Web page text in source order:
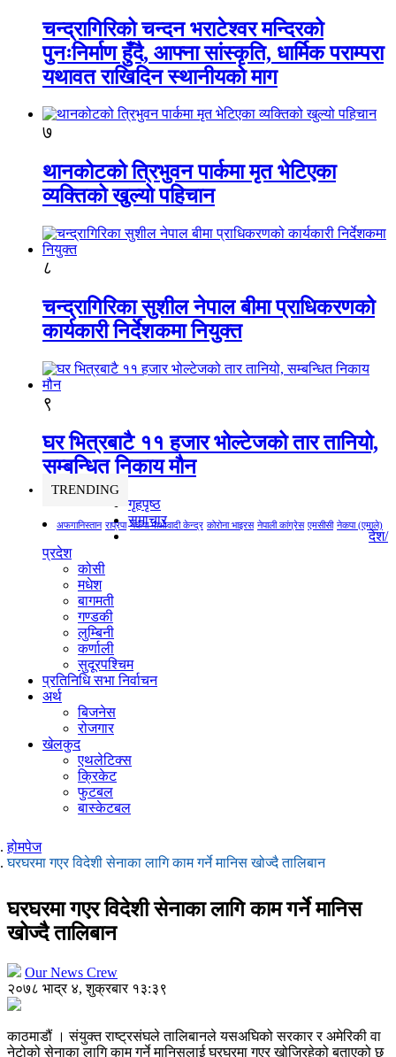
चन्द्रागिरिको चन्दन भराटेश्वर मन्दिरको
पुनःनिर्माण हुँदै, आफ्ना सांस्कृति, धार्मिक पराम्परा
यथावत राखिदिन स्थानीयको माग
७
थानकोटको त्रिभुवन पार्कमा मृत भेटिएका
व्यक्तिको खुल्यो पहिचान
८
चन्द्रागिरिका सुशील नेपाल बीमा प्राधिकरणको
कार्यकारी निर्देशकमा नियुक्त
९
घर भित्रबाटै ११ हजार भोल्टेजको तार तानियो,
सम्बन्धित निकाय मौन
TRENDING
अफगानिस्तान राप्रपा नेकपा माओवादी केन्द्र कोरोना भाइरस नेपाली कांग्रेस एमसीसी नेकपा (एमाले)
गृहपृष्ठ
समाचार
देश/
प्रदेश
कोसी
मधेश
बागमती
गण्डकी
लुम्बिनी
कर्णाली
सुदूरपश्चिम
प्रतिनिधि सभा निर्वाचन
अर्थ
बिजनेस
रोजगार
खेलकुद
एथलेटिक्स
क्रिकेट
फुटबल
बास्केटबल
होमपेज
घरघरमा गएर विदेशी सेनाका लागि काम गर्ने मानिस खोज्दै तालिबान
घरघरमा गएर विदेशी सेनाका लागि काम गर्ने मानिस
खोज्दै तालिबान
Our News Crew
२०७८ भाद्र ४, शुक्रबार १३:३९
काठमाडौं । संयुक्त राष्ट्रसंघले तालिबानले यसअघिको सरकार र अमेरिकी वा
नेटोको सेनाका लागि काम गर्ने मानिसलाई घरघरमा गएर खोजिरहेको बताएको छ